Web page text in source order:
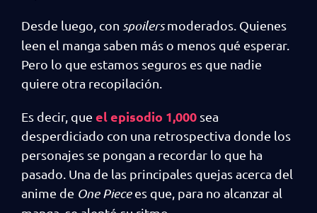
Desde luego, con spoilersmoderados. Quienes
leen el manga saben más o menos qué esperar.
Pero lo que estamos seguros es que nadie
quiere otra recopilación.
Es decir, que el episodio 1,000 sea
desperdiciado con una retrospectiva donde los
personajes se pongan a recordar lo que ha
pasado. Una de las principales quejas acerca del
anime de One Piecees que, para no alcanzar al